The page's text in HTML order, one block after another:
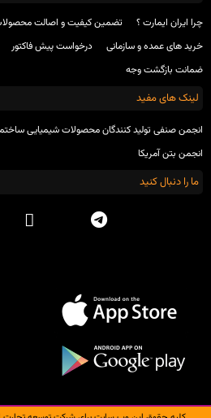
چرا ایران ایمارت ؟ تضمین کیفیت و اصالت
خرید های عمده و سازمانی
درخواست پیش فاکتور
ضمانت بازگشت وجه
لینک های مفید
انجمن صنفی تولید کنندگان محصولات شیمیایی
انجمن بتن آمریکا
ما را دنبال کنید